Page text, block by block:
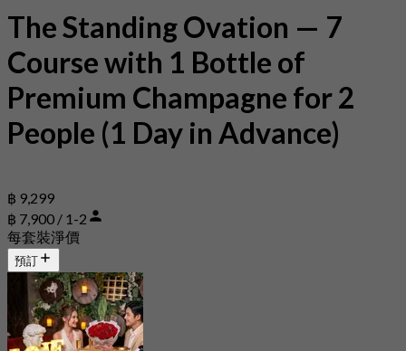
The Standing Ovation — 7
Course with 1 Bottle of
Premium Champagne for 2
People (1 Day in Advance)
฿ 9,299
฿ 7,900 / 1-2
每套裝淨價
預訂